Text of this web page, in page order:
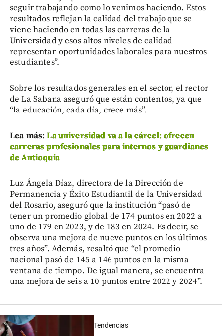
seguir trabajando como lo venimos haciendo. Estos
resultados reflejan la calidad del trabajo que se
viene haciendo en todas las carreras de la
Universidad y esos altos niveles de calidad
representan oportunidades laborales para nuestros
estudiantes”.
Sobre los resultados generales en el sector, el rector
de La Sabana aseguró que están contentos, ya que
“la educación, cada día, crece más”.
Lea más:La universidad va a la cárcel: ofrecen
carreras profesionales para internos y guardianes
de Antioquia
Luz Ángela Díaz, directora de la Dirección de
Permanencia y Éxito Estudiantil de la Universidad
del Rosario, aseguró que la institución “pasó de
tener un promedio global de 174 puntos en 2022 a
uno de 179 en 2023, y de 183 en 2024. Es decir, se
observa una mejora de nueve puntos en los últimos
tres años”. Además, resaltó que “el promedio
nacional pasó de 145 a 146 puntos en la misma
ventana de tiempo. De igual manera, se encuentra
una mejora de seis a 10 puntos entre 2022 y 2024”.
Tendencias